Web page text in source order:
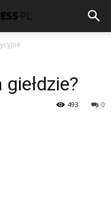
0
493